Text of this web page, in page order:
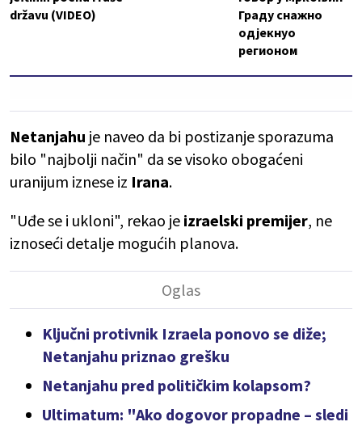
državu (VIDEO)
Граду снажно
одјекнуо
регионом
Netanjahu je naveo da bi postizanje sporazuma
bilo "najbolji način" da se visoko obogaćeni
uranijum iznese iz Irana.
"Uđe se i ukloni", rekao je izraelski premijer, ne
iznoseći detalje mogućih planova.
Ključni protivnik Izraela ponovo se diže;
Netanjahu priznao grešku
Netanjahu pred političkim kolapsom?
Ultimatum: "Ako dogovor propadne – sledi